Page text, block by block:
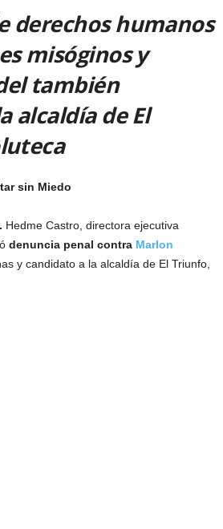
derechos humanos
misóginos y
también
alcaldía de El
sin Miedo
Hedme Castro, directora ejecutiva
denuncia penal contra Marlon
y candidato a la alcaldía de El Triunfo,